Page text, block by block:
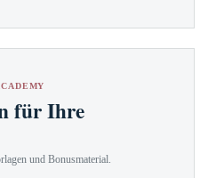
für Ihre
und Bonusmaterial.